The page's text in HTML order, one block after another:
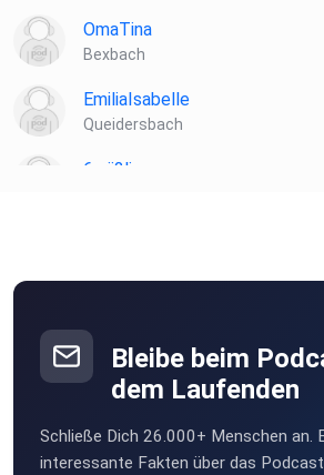
OmaTina
Bexbach
EmiliaIsabelle
Queidersbach
6zrii2li
Bleibe beim
dem Laufenden
Schließe Dich 26.000+ Menschen an.
interessante Fakten über das